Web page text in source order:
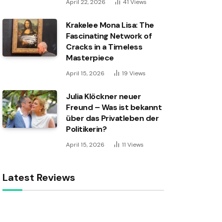
April 22, 2026 41 Views
Krakelee Mona Lisa: The
Fascinating Network of
Cracks in a Timeless
Masterpiece
April 15, 2026 19 Views
Julia Klöckner neuer
Freund – Was ist bekannt
über das Privatleben der
Politikerin?
April 15, 2026 11 Views
Latest Reviews